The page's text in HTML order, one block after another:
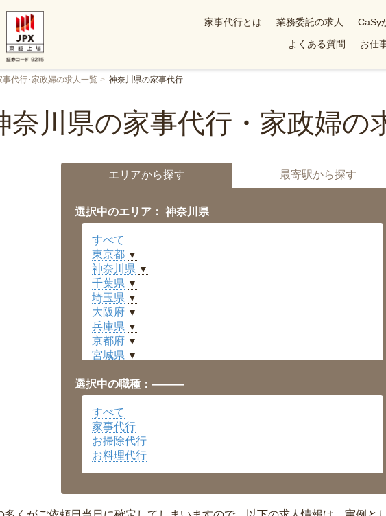
家事代行とは 業務委託の求人
CaSy
よくある質問
お仕
事代行･家政婦の求人一覧 神奈川県の家事代行
奈川県の家事代行・家政婦の
エリアから探す 最寄駅から探す
選択中のエリア： 神奈川県
すべて
東京都 ▼
神奈川県 ▼
千葉県 ▼
埼玉県 ▼
大阪府 ▼
兵庫県 ▼
京都府 ▼
宮城県 ▼
福井県 ▼
岡山県 ▼
広島県
沖縄県 ▼
選択中の職種：———
すべて
家事代行
お掃除代行
お料理代行